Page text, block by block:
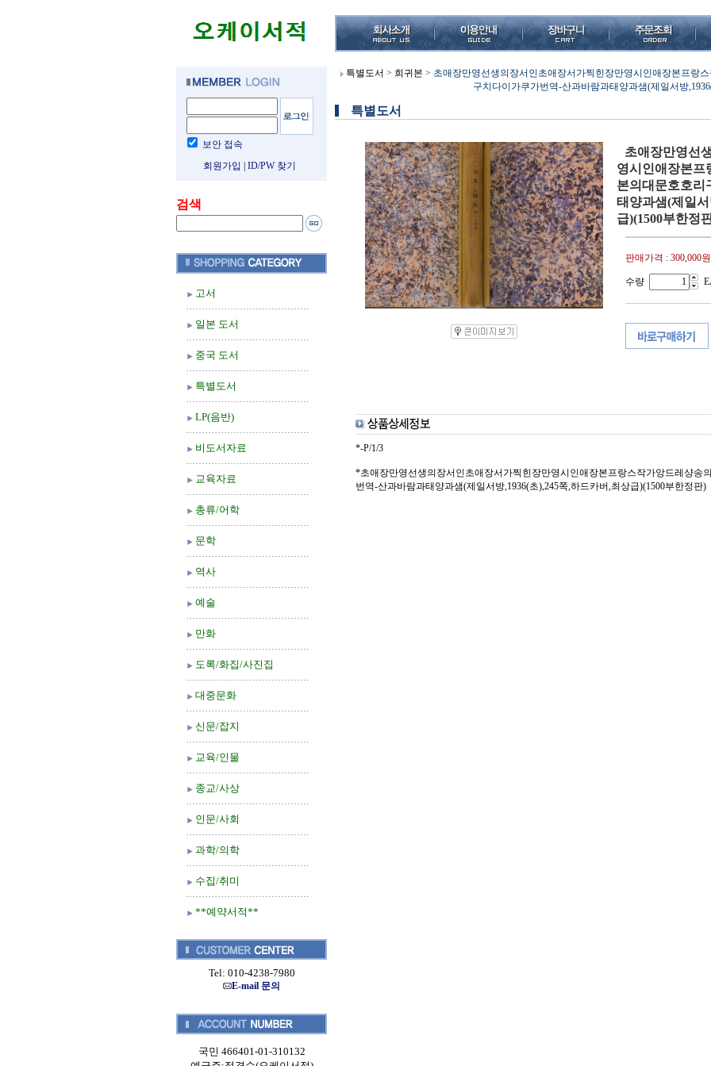
보안 접속
회원가입
ID/PW 찾기
검색
고서
일본 도서
중국 도서
특별도서
LP(음반)
비도서자료
교육자료
총류/어학
문학
역사
예술
만화
도록/화집/사진집
대중문화
신문/잡지
교육/인물
종교/사상
인문/사회
과학/의학
수집/취미
**예약서적**
Tel: 010-4238-7980
E-mail 문의
국민 466401-01-310132
특별도서 > 희귀본 > 초애장만영선생의장서인초애장서가찍힌장만영시인애장본프랑
구치다이가쿠가번역-산과바람과태양과샘(제일서방
특별도서
초애장만영선
영시인애장본프
본의대문호호리
태양과샘(제일
급)(1500부한정
판매가격 : 300,000원
수량
*-P/1/3
*초애장만영선생의장서인초애장서가찍힌장만영시인애장본프랑스작가앙드레샹송
번역-산과바람과태양과샘(제일서방,1936(초),245쪽,하드카버,최상급)(1500부한정판)